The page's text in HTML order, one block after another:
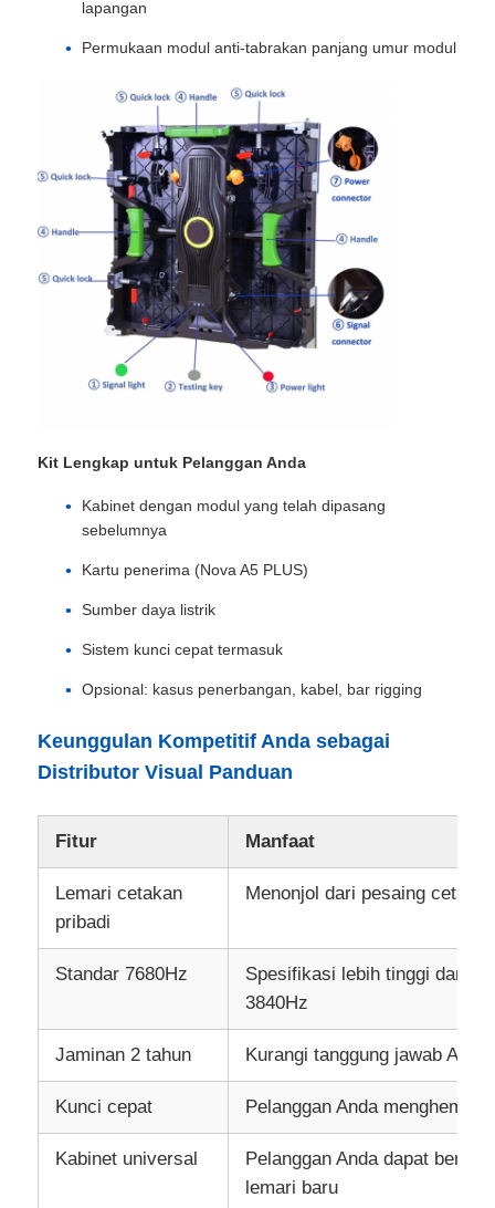
SMD LED Screen
Papan Tampilan LED Luar
Papan reklame luar ruangan
lapangan
Permukaan modul anti-tabrakan panjang umur modul
Kit Lengkap untuk Pelanggan Anda
Kabinet dengan modul yang telah dipasang
sebelumnya
Kartu penerima (Nova A5 PLUS)
Sumber daya listrik
Sistem kunci cepat termasuk
Opsional: kasus penerbangan, kabel, bar rigging
Keunggulan Kompetitif Anda sebagai
Distributor Visual Panduan
Fitur Manfaat
Lemari cetakan
pribadi
Menonjol dari pesaing
Standar 7680Hz
Spesifikasi lebih tinggi dari
3840Hz
Jaminan 2 tahun Kurangi tanggung jawab Anda
Kunci cepat Pelanggan Anda menghemat
Kabinet universal
Pelanggan Anda dapat
lemari baru